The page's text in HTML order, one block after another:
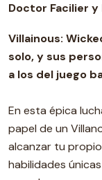
Doctor Facilier y
Villainous:
solo, y sus
a los del juego
En esta épica
papel de un
alcanzar tu
habilidades